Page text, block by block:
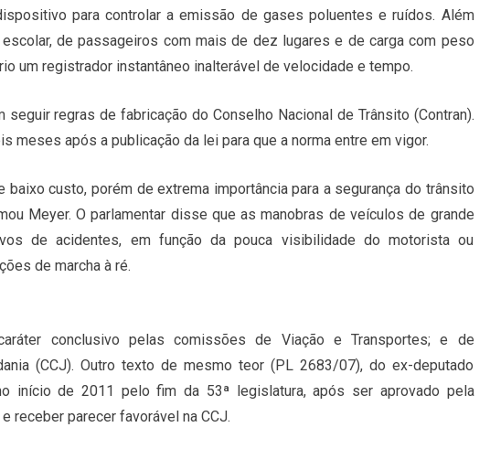
para controlar a emissão de gases poluentes e ruídos. Além
de passageiros com mais de dez lugares e de carga com peso
um registrador instantâneo inalterável de velocidade e tempo.
regras de fabricação do Conselho Nacional de Trânsito (Contran).
meses após a publicação da lei para que a norma entre em vigor.
baixo custo, porém de extrema importância para a segurança do trânsito
Meyer. O parlamentar disse que as manobras de veículos de grande
de acidentes, em função da pouca visibilidade do motorista ou
de marcha à ré.
conclusivo pelas comissões de Viação e Transportes; e de
(CCJ). Outro texto de mesmo teor (PL 2683/07), do ex-deputado
início de 2011 pelo fim da 53ª legislatura, após ser aprovado pela
receber parecer favorável na CCJ.